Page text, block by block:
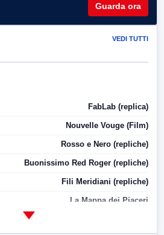
Guarda ora
VEDI TUTTI
FabLab (replica)
Nouvelle Vouge (Film)
Rosso e Nero (repliche)
Buonissimo Red Roger (repliche)
Fili Meridiani (repliche)
La Mappa dei Piaceri